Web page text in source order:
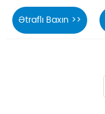
Ətraflı Baxın >>